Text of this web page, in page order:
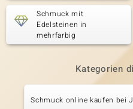
Schmuck mit
Edelsteinen in
mehrfarbig
Kategorien
Schmuck online kaufen bei